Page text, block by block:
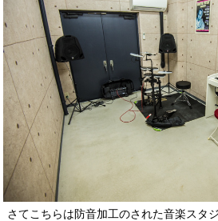
さてこちらは防音加工のされた音楽スタ